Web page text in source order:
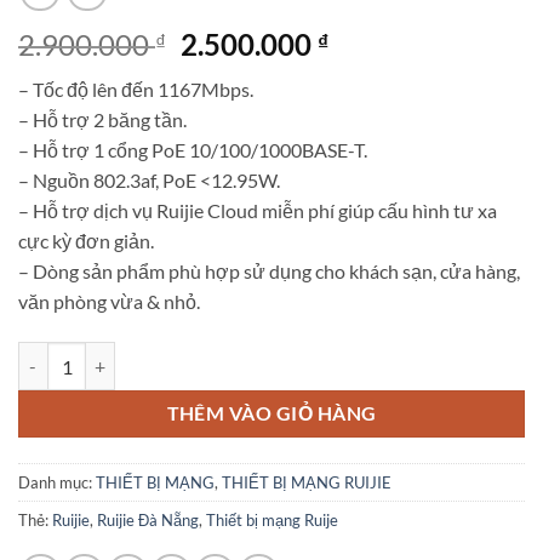
2.900.000₫
Giá
là:
2.900.000 ₫.
2.500.000 ₫Giá
2.500.000 ₫.
– Tốc độ lên đến 1167Mbps.
– Hỗ trợ 2 băng tần.
– Hỗ trợ 1 cổng PoE 10/100/1000BASE-T.
– Nguồn 802.3af, PoE <12.95W.
– Hỗ trợ dịch vụ Ruijie Cloud miễn phí giúp cấu hình tư xa
cực kỳ đơn giản.
– Dòng sản phẩm phù hợp sử dụng cho khách sạn, cửa hàng,
văn phòng vừa & nhỏ.
THÊM VÀO GIỎ HÀNG
Danh mục:THIẾT BỊ MẠNG, THIẾT BỊ MẠNG RUIJIE
Thẻ: Ruijie, Ruijie Đà Nẵng, Thiết bị mạng Ruije